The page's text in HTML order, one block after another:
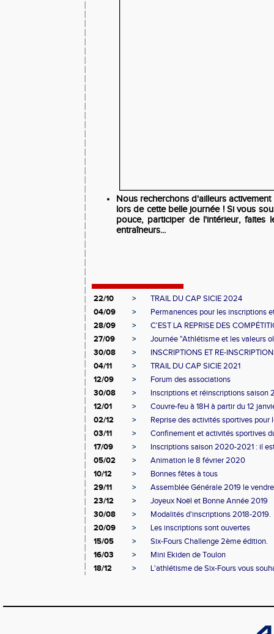
Nous recherchons d'ailleurs
lors de cette belle journée ! Si vous
pouce, participer de l'intérieur, faites
entraîneurs...
22/10 >
TRAIL DU CAP SICIE 2024
04/09
>
Permanences pour les inscriptions
28/09
>
C'EST LA REPRISE DES
27/09
>
Journée "Athlétisme et les valeurs
30/08
>
INSCRIPTIONS ET RE-
04/11
>
TRAIL DU CAP SICIE 2021
12/09
>
Forum des associations
30/08
>
Inscriptions et réinscriptions saison
12/01
>
Couvre-feu à 18H à partir du 12
02/12
>
Reprise des activités sportives pour
03/11
>
Confinement et activités sportives
17/09
>
Inscriptions saison 2020-2021 : il
05/02
>
Animation le 8 février 2020
10/12
>
Bonnes fêtes à tous
29/11
>
Assemblée Générale 2019 le
23/12
>
Joyeux Noël et Bonne Année 2019
30/08
>
Modalités d'inscriptions 2018-2019.
20/09
>
Les inscriptions sont ouvertes
15/05
>
Six-Fours Challenge 2ème édition.
16/03
>
Mini Ekiden de Toulon
18/12
> L'athlétisme de Six-Fours vous